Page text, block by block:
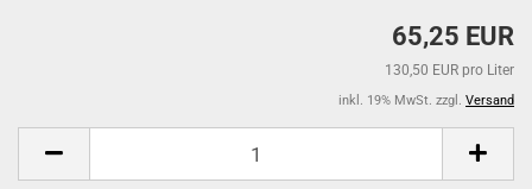
65,25 EUR
130,50 EUR pro Liter
inkl. 19% MwSt. zzgl. Versand